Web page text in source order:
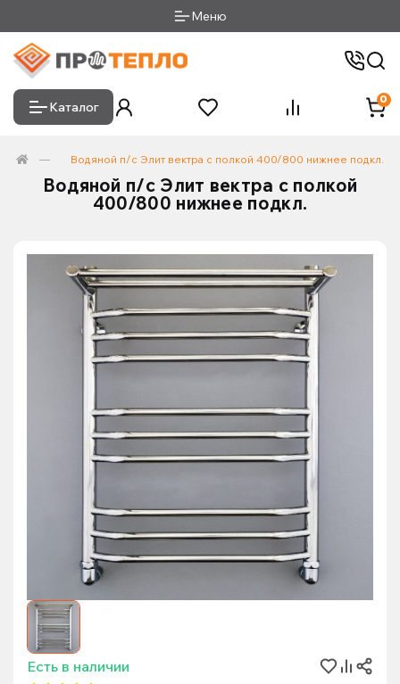
Меню
Каталог
0
Водяной п/с Элит вектра с полкой 400/800 нижнее подкл.
Водяной п/с Элит вектра с полкой
400/800 нижнее подкл.
Есть в наличии